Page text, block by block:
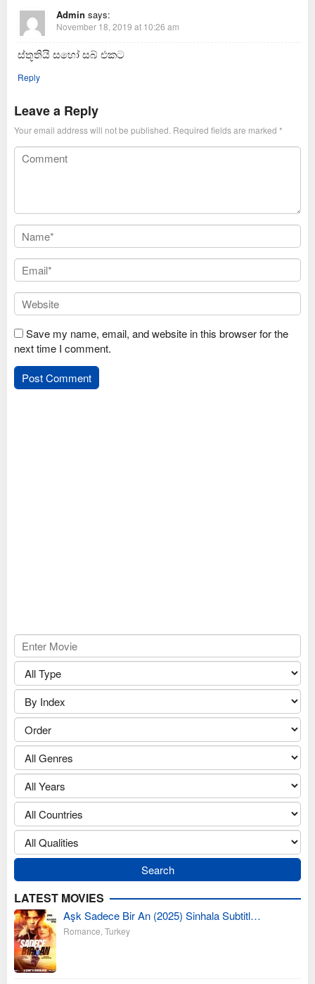
Admin says:
November 18, 2019 at 10:26 am
ස්තූතියි සහෝ සබ් එකට
Reply
Leave a Reply
Your email address will not be published. Required fields are marked *
Save my name, email, and website in this browser for the
next time I comment.
LATEST MOVIES
Aşk Sadece Bir An (2025) Sinhala Subtitl…
Romance Turkey